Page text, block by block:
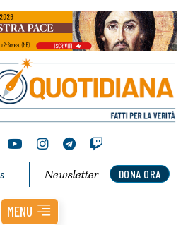
DONA ORA
Newsletter
MENU